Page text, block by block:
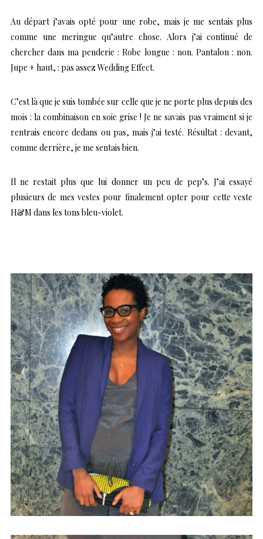
Au départ j’avais opté pour une robe, mais je me sentais plus
comme une meringue qu’autre chose. Alors j’ai continué de
chercher dans ma penderie : Robe longue : non. Pantalon : non.
Jupe + haut, : pas assez Wedding Effect.
C’est là que je suis tombée sur celle que je ne porte plus depuis des
mois : la combinaison en soie grise ! Je ne savais pas vraiment si je
rentrais encore dedans ou pas, mais j’ai testé. Résultat : devant,
comme derrière, je me sentais bien.
Il ne restait plus que lui donner un peu de pep’s. J’ai essayé
plusieurs de mes vestes pour finalement opter pour cette veste
H&M dans les tons bleu-violet.